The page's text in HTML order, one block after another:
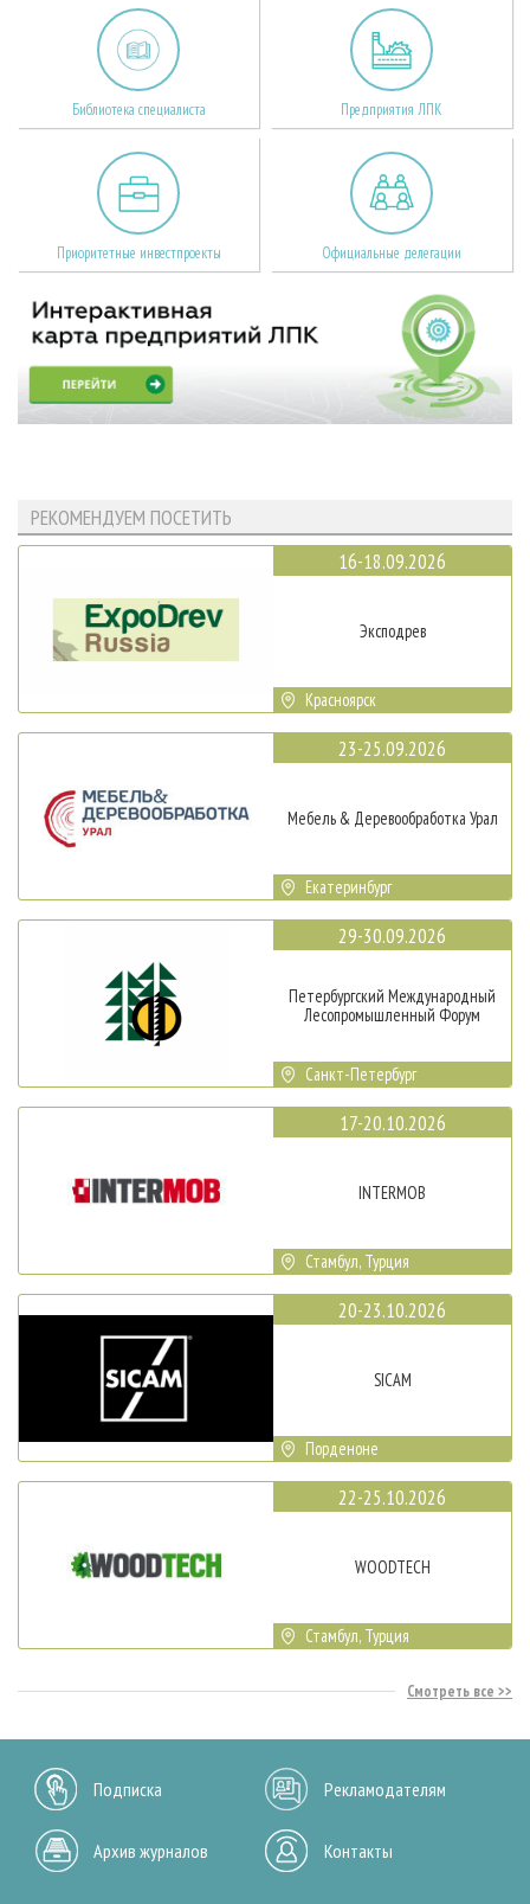
Библиотека специалиста Предприятия ЛПК
Приоритетные инвестпроекты Официальные делегации
РЕКОМЕНДУЕМ ПОСЕТИТЬ
16-18.09.2026
Эксподрев
Красноярск
23-25.09.2026
Мебель & Деревообработка Урал
Екатеринбург
29-30.09.2026
Петербургский Международный
Лесопромышленный Форум
Санкт-Петербург
17-20.10.2026
INTERMOB
Стамбул, Турция
20-23.10.2026
SICAM
Порденоне
22-25.10.2026
WOODTECH
Стамбул, Турция
Смотреть все
Подписка Рекламодателям
Архив журналов Контакты